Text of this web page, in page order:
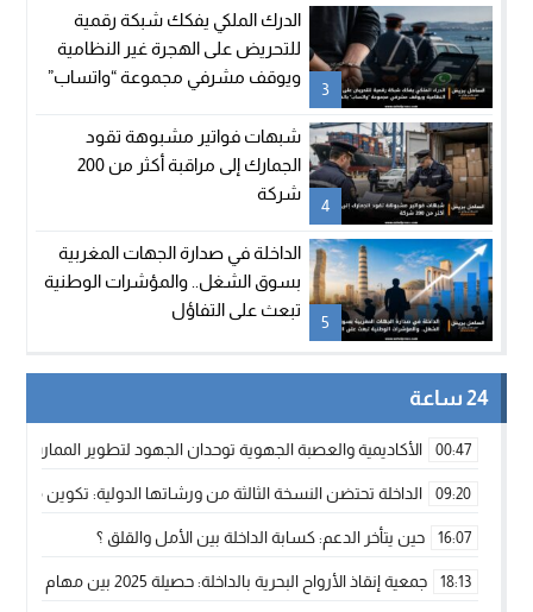
3
الدرك الملكي يفكك شبكة رقمية
للتحريض على الهجرة غير النظامية
ويوقف مشرفي مجموعة “واتساب”
4
شبهات فواتير مشبوهة تقود
الجمارك إلى مراقبة أكثر من 200
شركة
5
الداخلة في صدارة الجهات المغربية
بسوق الشغل.. والمؤشرات الوطنية
تبعث على التفاؤل
24 ساعة
00:47 الأكاديمية والعصبة الجهوية توحدان الجهود لتطوير الممارسة
09:20 الداخلة تحتضن النسخة الثالثة من ورشاتها الدولية: تكوين
16:07 حين يتأخر الدعم: كسابة الداخلة بين الأمل والقلق ؟
18:13 جمعية إنقاذ الأرواح البحرية بالداخلة: حصيلة 2025 بين مهام الإنقاذ ومشروع “دار البحار”